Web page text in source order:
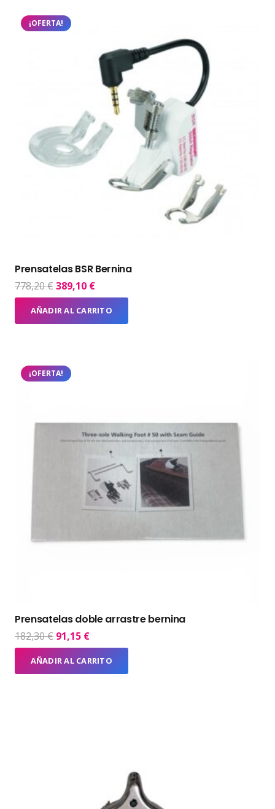
¡OFERTA!
Prensatelas BSR Bernina
778,20€El
precio
original
389,10 €El
precio
actual
AÑADIR AL CARRITO
¡OFERTA!
Prensatelas doble arrastre bernina
182,30€ El
precio
original
91,15 €El
precio
actual
AÑADIR AL CARRITO